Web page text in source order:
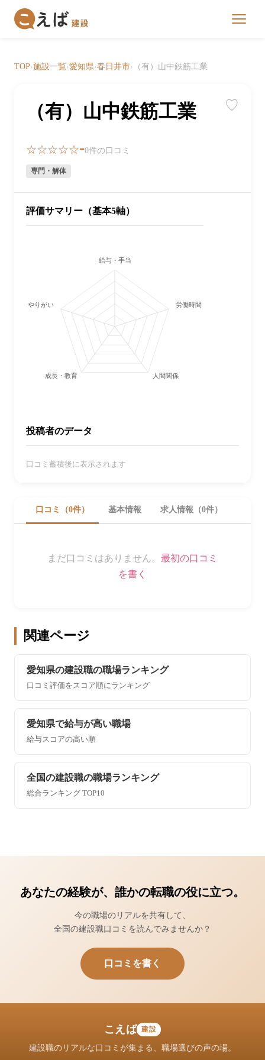
TOP›施設一覧›愛知県›春日井市› （有）山中鉄筋工業
（有）山中鉄筋工業 ♡
☆☆☆☆☆-0件の口コミ
専門・解体
評価サマリー（基本5軸）
給与・手当
労働時間・休日
人間関係
成長・教育
やりがい
投稿者のデータ
口コミ蓄積後に表示されます
口コミ（0件） 基本情報 求人情報（0件）
まだ口コミはありません。 最初の口コミ
を書く
関連ページ
愛知県の建設職の職場ランキング
口コミ評価をスコア順にランキング
愛知県で給与が高い職場
給与スコアの高い順
全国の建設職の職場ランキング
総合ランキング TOP10
あなたの経験が、誰かの転職の役に立つ。
今の職場のリアルを共有して、
全国の建設職口コミを読んでみませんか？
口コミを書く
こえば 建設
建設職のリアルな口コミが集まる、職場選びの声の場。